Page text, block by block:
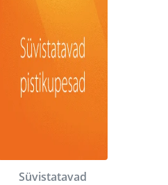
Süvistatavad